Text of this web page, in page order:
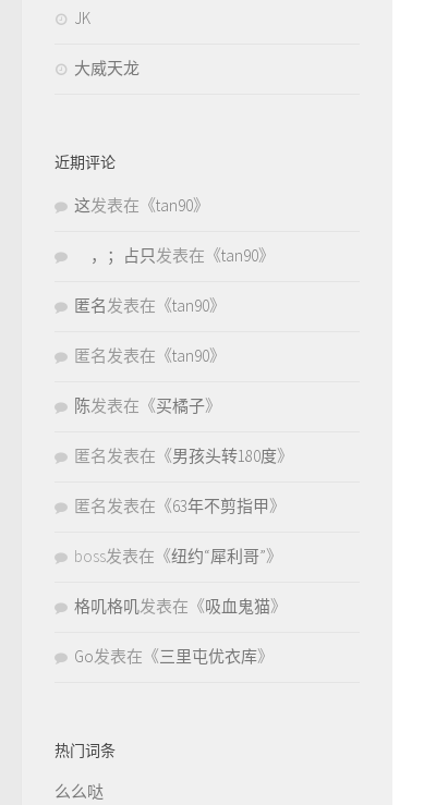
JK
大威天龙
近期评论
这发表在《tan90》
，；占只发表在《tan90》
匿名发表在《tan90》
匿名发表在《tan90》
陈发表在《买橘子》
匿名发表在《男孩头转180度》
匿名发表在《63年不剪指甲》
boss发表在《纽约“犀利哥”》
格叽格叽发表在《吸血鬼猫》
Go发表在《三里屯优衣库》
热门词条
么么哒